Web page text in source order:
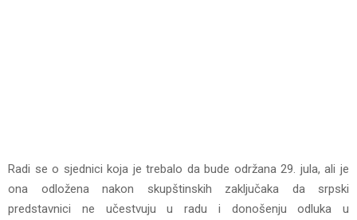
Radi se o sjednici koja je trebalo da bude održana 29. jula, ali je
ona odložena nakon skupštinskih zaključaka da srpski
predstavnici ne učestvuju u radu i donošenju odluka u